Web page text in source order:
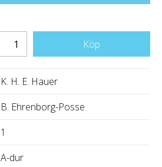
Köp
K. H. E. Hauer
B. Ehrenborg-Posse
1
A-dur